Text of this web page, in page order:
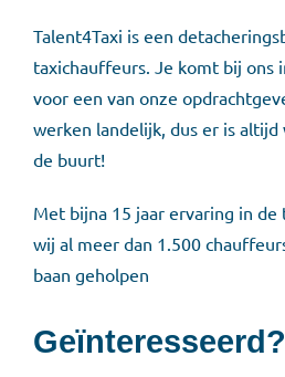
Talent4Taxi is een
taxichauffeurs. Je komt bij ons
voor een van onze
werken landelijk, dus er is altijd
de buurt!
Met bijna 15 jaar ervaring in de
wij al meer dan 1.500
baan geholpen
Geïnteresseerd?